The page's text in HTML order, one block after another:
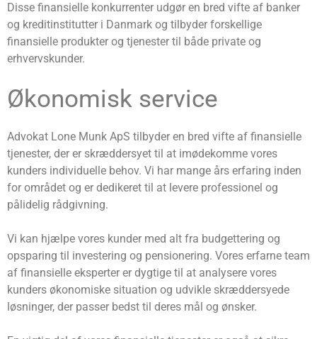
Disse finansielle konkurrenter udgør en bred vifte af banker
og kreditinstitutter i Danmark og tilbyder forskellige
finansielle produkter og tjenester til både private og
erhvervskunder.
Økonomisk service
Advokat Lone Munk ApS tilbyder en bred vifte af finansielle
tjenester, der er skræddersyet til at imødekomme vores
kunders individuelle behov. Vi har mange års erfaring inden
for området og er dedikeret til at levere professionel og
pålidelig rådgivning.
Vi kan hjælpe vores kunder med alt fra budgettering og
opsparing til investering og pensionering. Vores erfarne team
af finansielle eksperter er dygtige til at analysere vores
kunders økonomiske situation og udvikle skræddersyede
løsninger, der passer bedst til deres mål og ønsker.